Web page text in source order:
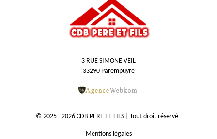
3 RUE SIMONE VEIL
33290 Parempuyre
© 2025 - 2026 CDB PERE ET FILS | Tout droit réservé -
Mentions légales